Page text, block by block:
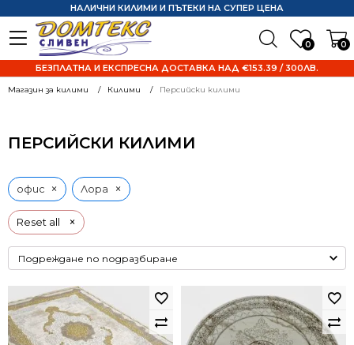
0 0
НАЛИЧНИ КИЛИМИ И ПЪТЕКИ НА СУПЕР ЦЕНА
БЕЗПЛАТНА И ЕКСПРЕСНА ДОСТАВКА НАД €153.39 / 300ЛВ.
Магазин за килими Килими Персийски килими
ПЕРСИЙСКИ КИЛИМИ
Reset all ×
офис × Лора ×